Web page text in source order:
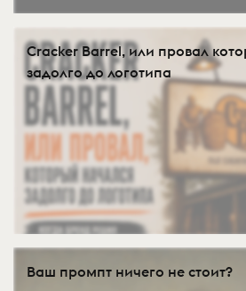
Cracker Barrel, или провал
задолго до логотипа
Ваш промпт ничего не стоит?